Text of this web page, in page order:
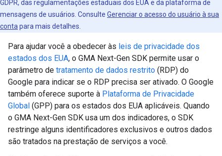
GDPR, das regulamentações estaduais dos EUA e da plataforma de
mensagens de usuários. Consulte Gerenciar o acesso do usuário à sua
conta para mais detalhes.
Para ajudar você a obedecer às leis de privacidade dos
estados dos EUA, o GMA Next-Gen SDK permite usar o
parâmetro de tratamento de dados restrito (RDP) do
Google para indicar se o RDP precisa ser ativado. O Google
também oferece suporte à Plataforma de Privacidade
Global (GPP) para os estados dos EUA aplicáveis. Quando
o GMA Next-Gen SDK usa um dos indicadores, o SDK
restringe alguns identificadores exclusivos e outros dados
são tratados na prestação de serviços a você.